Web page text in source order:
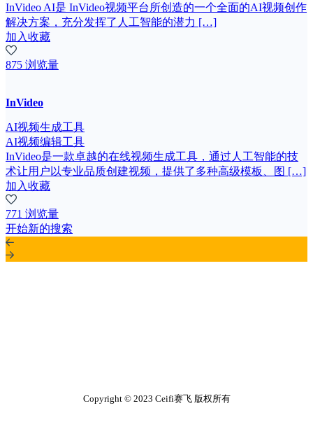
InVideo AI是 InVideo视频平台所创造的一个全面的AI视频创作
解决方案，充分发挥了人工智能的潜力 […]
加入收藏
875 浏览量
InVideo
AI视频生成工具
AI视频编辑工具
InVideo是一款卓越的在线视频生成工具，通过人工智能的技
术让用户以专业品质创建视频，提供了多种高级模板、图 […]
加入收藏
771 浏览量
开始新的搜索
Copyright © 2023 Ceifi赛飞 版权所有